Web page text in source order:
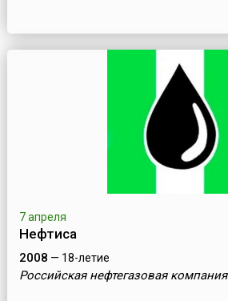
7 апреля
Нефтиса
2008 — 18-летие
Российская нефтегазовая компания